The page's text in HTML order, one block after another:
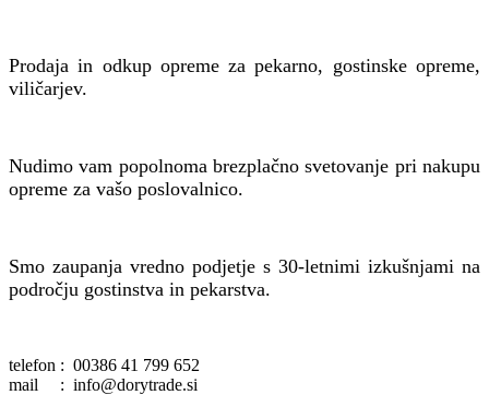
Prodaja in odkup opreme za pekarno, gostinske opreme,
viličarjev.
Nudimo vam popolnoma brezplačno svetovanje pri nakupu
opreme za vašo poslovalnico.
Smo zaupanja vredno podjetje s 30-letnimi izkušnjami na
področju gostinstva in pekarstva.
telefon : 00386 41 799 652
mail : info@dorytrade.si